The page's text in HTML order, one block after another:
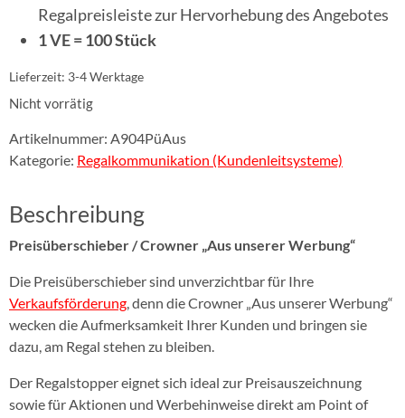
Regalpreisleiste zur Hervorhebung des Angebotes
1 VE =100 Stück
Lieferzeit: 3-4 Werktage
Nicht vorrätig
Artikelnummer: A904PüAus
Kategorie: Regalkommunikation (Kundenleitsysteme)
Beschreibung
Preisüberschieber / Crowner „Aus unserer Werbung“
Die Preisüberschieber sind unverzichtbar für Ihre
Verkaufsförderung, denn die Crowner „Aus unserer Werbung“
wecken die Aufmerksamkeit Ihrer Kunden und bringen sie
dazu, am Regal stehen zu bleiben.
Der Regalstopper eignet sich ideal zur Preisauszeichnung
sowie für Aktionen und Werbehinweise direkt am Point of